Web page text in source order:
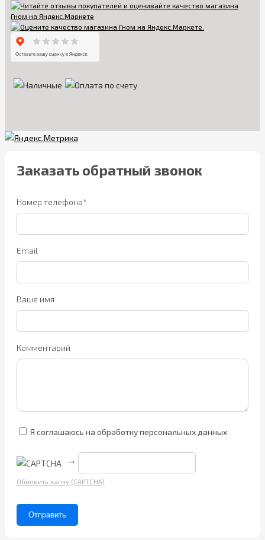
Заказать обратный звонок
Номер телефона*
Email
Ваше имя
Комментарий
Я соглашаюсь на обработку персональных данных
→
Обновить капчу (CAPTCHA)